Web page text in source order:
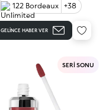
122 Bordeaux +38
GELINCE HABER VER
SERİ SONU